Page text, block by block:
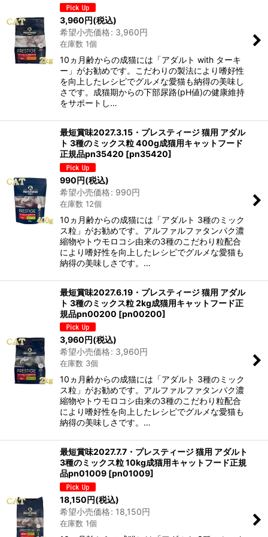
3,960円(税込)
希望小売価格: 3,960円
在庫数 1個
10ヵ月齢からの成猫には「アダルト with ターキ
ー」がお勧めです。こだわりの製法により嗜好性
を向上したレシピでグルメな愛猫も納得の美味し
さです。成猫期からの下部尿路(pH値)の健康維持
をサポートし…
最短賞味2027.3.15・プレスティージ 猫用 アダル
ト 3種のミックス粒 400g成猫用キャットフード
正規品pn35420 [pn35420]
990円(税込)
希望小売価格: 990円
在庫数 12個
10ヵ月齢からの成猫には「アダルト 3種のミック
ス粒」がお勧めです。アルファルファタンパク濃
縮物やトウモロコシ由来の3種のこだわり粒配合
により嗜好性を向上したレシピでグルメな愛猫も
納得の美味しさです。…
最短賞味2027.6.19・プレスティージ 猫用 アダル
ト 3種のミックス粒 2kg成猫用キャットフード正
規品pn00200 [pn00200]
3,960円(税込)
希望小売価格: 3,960円
在庫数 3個
10ヵ月齢からの成猫には「アダルト 3種のミック
ス粒」がお勧めです。アルファルファタンパク濃
縮物やトウモロコシ由来の3種のこだわり粒配合
により嗜好性を向上したレシピでグルメな愛猫も
納得の美味しさです。…
最短賞味2027.7.7・プレスティージ 猫用 アダルト
3種のミックス粒 10kg成猫用キャットフード正規
品pn01009 [pn01009]
18,150円(税込)
希望小売価格: 18,150円
在庫数 1個